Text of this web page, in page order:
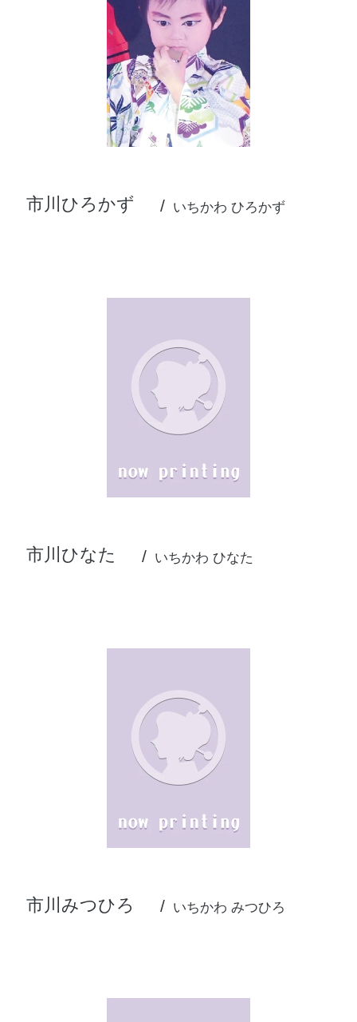
市川ひろかず いちかわ ひろかず
市川ひなた いちかわ ひなた
市川みつひろ いちかわ みつひろ